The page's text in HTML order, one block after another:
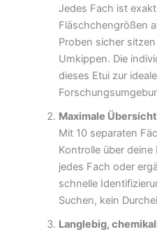
Jedes Fach ist
Fläschchengrößen
Proben sicher
Umkippen. Die
dieses Etui zur
Maximale
Mit 10 separaten
Kontrolle über
jedes Fach oder
schnelle
Suchen, kein
Langlebig,